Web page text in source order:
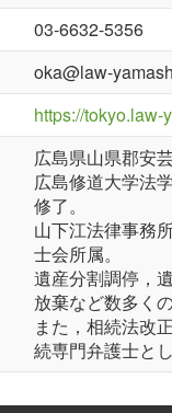
03-6632-5356
oka@law-
https://tokyo.law-
広島県山県郡安
広島修道大学法
修了。
山下江法律事務
士会所属。
遺産分割調停，
放棄など数多く
また，相続法改
続専門弁護士とし